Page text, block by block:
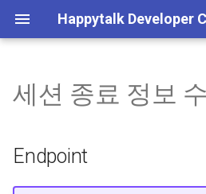
Happytalk Developer
화
템플릿 타입 전환 안내
챗봇 대화 내역 조회 API 종료
안내(~26/06/30)
기본 정보
상담
상담 정보 수신
기본 정보
고객 정보 관리
상담 내역 조회
채팅 활성화
채팅 비활성화
상담시간 조회
POST 방식 상담 연결
GET 방식 상담 연결
챗봇 대화 내역 조회
Endpoint
Introduce
Request
Plain 메시지 발송
Rich 메시지 발송
일반 종료
종료 후 봇 이벤트 실행
사용자 차단
사용자 차단 해제
이미지 업로드
기타 파일 업로드
비즈니스폼 업로드
기본 정보
Happytalk Embedded
세션 종료 정보
Endpoint